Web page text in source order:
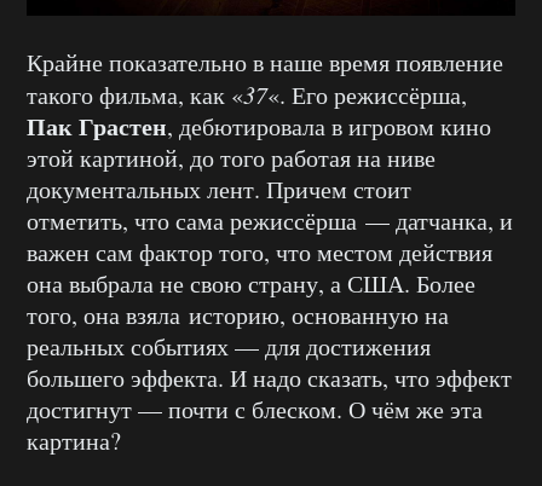
Крайне показательно в наше время появление
такого фильма, как «37«. Его режиссёрша,
Пак Грастен, дебютировала в игровом кино
этой картиной, до того работая на ниве
документальных лент. Причем стоит
отметить, что сама режиссёрша — датчанка, и
важен сам фактор того, что местом действия
она выбрала не свою страну, а США. Более
того, она взяла историю, основанную на
реальных событиях — для достижения
большего эффекта. И надо сказать, что эффект
достигнут — почти с блеском. О чём же эта
картина?